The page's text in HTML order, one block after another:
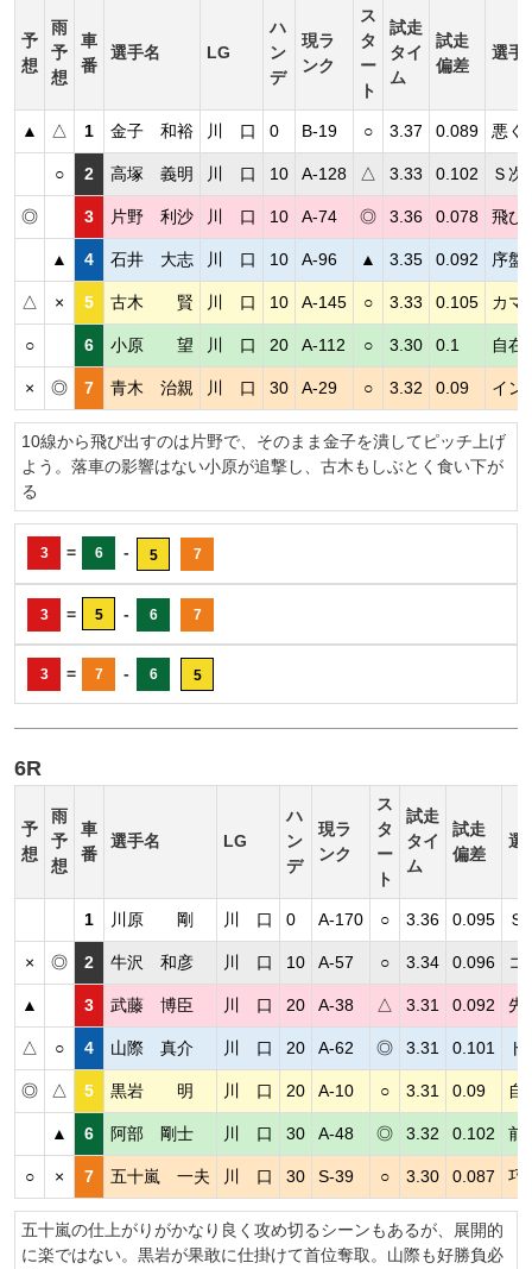
予
想
雨
予
想
車
番
選手名 LG
ハ
ン
デ
現ラ
ンク
ス
タ
ー
ト
試走
タイ
ム
試走
偏差
選手
▲ △ 1 金子 和裕 川 口 0 B-19 ○ 3.37 0.089 悪く
○ 2 高塚 義明 川 口 10 A-128 △ 3.33 0.102 Ｓ次
◎ 3 片野 利沙 川 口 10 A-74 ◎ 3.36 0.078 飛び
▲ 4 石井 大志 川 口 10 A-96 ▲ 3.35 0.092 序盤
△ × 5 古木 賢 川 口 10 A-145 ○ 3.33 0.105 カマ
○ 6 小原 望 川 口 20 A-112 ○ 3.30 0.1 自在
× ◎ 7 青木 治親 川 口 30 A-29 ○ 3.32 0.09 イン
10線から飛び出すのは片野で、そのまま金子を潰してピッチ上げ
よう。落車の影響はない小原が追撃し、古木もしぶとく食い下が
る
3 = 6 - 5 7
3 = 5 - 6 7
3 = 7 - 6 5
6R
予
想
雨
予
想
車
番
選手名 LG
ハ
ン
デ
現ラ
ンク
ス
タ
ー
ト
試走
タイ
ム
試走
偏差
選
1 川原 剛 川 口 0 A-170 ○ 3.36 0.095 Ｓ
× ◎ 2 牛沢 和彦 川 口 10 A-57 ○ 3.34 0.096 コ
▲ 3 武藤 博臣 川 口 20 A-38 △ 3.31 0.092 先
△ ○ 4 山際 真介 川 口 20 A-62 ◎ 3.31 0.101
◎ △ 5 黒岩 明 川 口 20 A-10 ○ 3.31 0.09 自
▲ 6 阿部 剛士 川 口 30 A-48 ◎ 3.32 0.102 前
○ × 7 五十嵐 一夫 川 口 30 S-39 ○ 3.30 0.087 巧
五十嵐の仕上がりがかなり良く攻め切るシーンもあるが、展開的
に楽ではない。黒岩が果敢に仕掛けて首位奪取。山際も好勝負必